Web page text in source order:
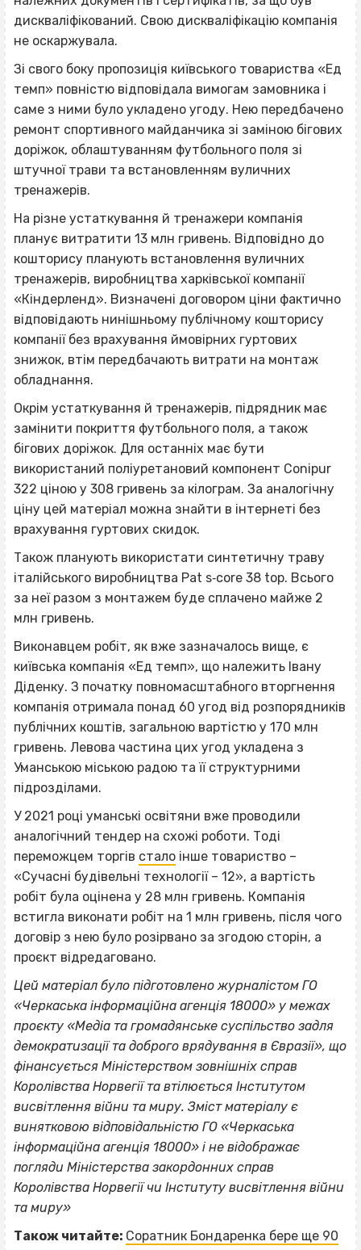
дискваліфікований. Свою дискваліфікацію компанія
не оскаржувала.
Зі свого боку пропозиція київського товариства «Ед
темп» повністю відповідала вимогам замовника і
саме з ними було укладено угоду. Нею передбачено
ремонт спортивного майданчика зі заміною бігових
доріжок, облаштуванням футбольного поля зі
штучної трави та встановленням вуличних
тренажерів.
На різне устаткування й тренажери компанія
планує витратити 13 млн гривень. Відповідно до
кошторису планують встановлення вуличних
тренажерів, виробництва харківської компанії
«Кіндерленд». Визначені договором ціни фактично
відповідають нинішньому публічному кошторису
компанії без врахування ймовірних гуртових
знижок, втім передбачають витрати на монтаж
обладнання.
Окрім устаткування й тренажерів, підрядник має
замінити покриття футбольного поля, а також
бігових доріжок. Для останніх має бути
використаний поліуретановий компонент Conipur
322 ціною у 308 гривень за кілограм. За аналогічну
ціну цей матеріал можна знайти в інтернеті без
врахування гуртових скидок.
Також планують використати синтетичну траву
італійського виробництва Pat s‐core 38 top. Всього
за неї разом з монтажем буде сплачено майже 2
млн гривень.
Виконавцем робіт, як вже зазначалось вище, є
київська компанія «Ед темп», що належить Івану
Діденку. З початку повномасштабного вторгнення
компанія отримала понад 60 угод від розпорядників
публічних коштів, загальною вартістю у 170 млн
гривень. Левова частина цих угод укладена з
Уманською міською радою та її структурними
підрозділами.
У 2021 році уманські освітяни вже проводили
аналогічний тендер на схожі роботи. Тоді
переможцем торгів стало інше товариство –
«Сучасні будівельні технології – 12», а вартість
робіт була оцінена у 28 млн гривень. Компанія
встигла виконати робіт на 1 млн гривень, після чого
договір з нею було розірвано за згодою сторін, а
проєкт відредаговано.
Цей матеріал було підготовлено журналістом ГО
«Черкаська інформаційна агенція 18000» у межах
проєкту «Медіа та громадянське суспільство задля
демократизації та доброго врядування в Євразії», що
фінансується Міністерством зовнішніх справ
Королівства Норвегії та втілюється Інститутом
висвітлення війни та миру. Зміст матеріалу є
винятковою відповідальністю ГО «Черкаська
інформаційна агенція 18000» i не відображає
погляди Міністерства закордонних справ
Королівства Норвегії чи Інституту висвітлення війни
та миру»
Також читайте: Соратник Бондаренка бере ще 90